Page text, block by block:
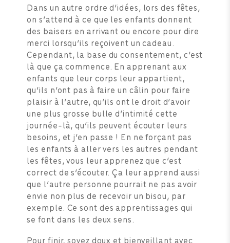
Dans un autre ordre d’idées, lors des fêtes,
on s’attend à ce que les enfants donnent
des baisers en arrivant ou encore pour dire
merci lorsqu’ils reçoivent un cadeau.
Cependant, la base du consentement, c’est
là que ça commence. En apprenant aux
enfants que leur corps leur appartient,
qu’ils n’ont pas à faire un câlin pour faire
plaisir à l’autre, qu’ils ont le droit d’avoir
une plus grosse bulle d’intimité cette
journée-là, qu’ils peuvent écouter leurs
besoins, et j’en passe ! En ne forçant pas
les enfants à aller vers les autres pendant
les fêtes, vous leur apprenez que c’est
correct de s’écouter. Ça leur apprend aussi
que l’autre personne pourrait ne pas avoir
envie non plus de recevoir un bisou, par
exemple. Ce sont des apprentissages qui
se font dans les deux sens.
Pour finir, soyez doux et bienveillant avec